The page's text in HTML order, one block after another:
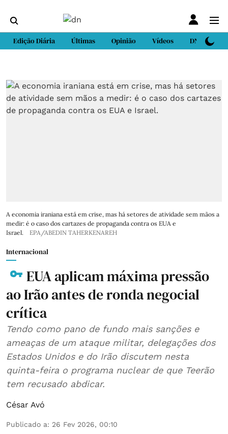
Edição Diária Últimas Opinião Vídeos DN Sport
A economia iraniana está em crise, mas há setores de atividade sem mãos a
medir: é o caso dos cartazes de propaganda contra os EUA e
Israel.
EPA/ABEDIN TAHERKENAREH
Internacional
EUA aplicam máxima pressão
ao Irão antes de ronda negocial
crítica
Tendo como pano de fundo mais sanções e
ameaças de um ataque militar, delegações dos
Estados Unidos e do Irão discutem nesta
quinta-feira o programa nuclear de que Teerão
tem recusado abdicar.
César Avó
Publicado a: 26 Fev 2026, 00:10